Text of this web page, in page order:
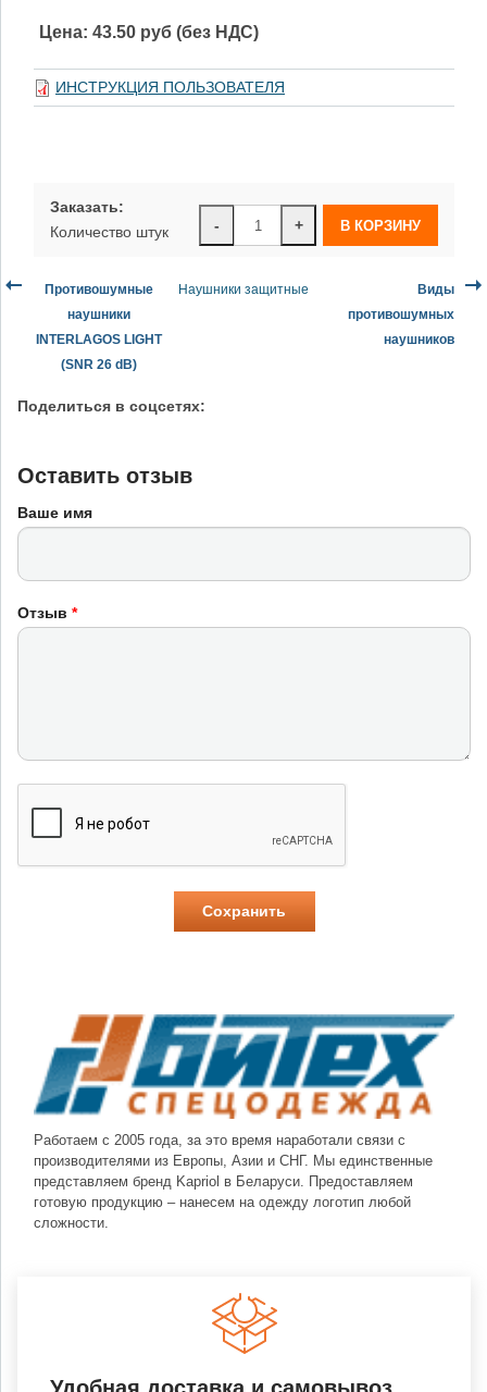
Цена: 43.50 руб (без НДС)
ИНСТРУКЦИЯ ПОЛЬЗОВАТЕЛЯ
- +
Заказать:
Количество штук
Противошумные
наушники
INTERLAGOS LIGHT
(SNR 26 dB)
Наушники защитные
Виды
противошумных
наушников
Поделиться в соцсетях:
Оставить отзыв
Ваше имя
Отзыв *
Работаем с 2005 года, за это время наработали связи с
производителями из Европы, Азии и СНГ. Мы единственные
представляем бренд Kapriol в Беларуси. Предоставляем
готовую продукцию – нанесем на одежду логотип любой
сложности.